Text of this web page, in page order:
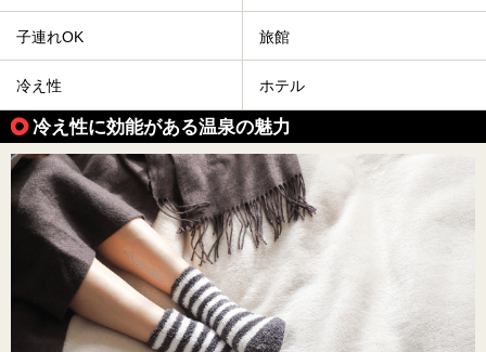
子連れOK 旅館
冷え性 ホテル
冷え性に効能がある温泉の魅力